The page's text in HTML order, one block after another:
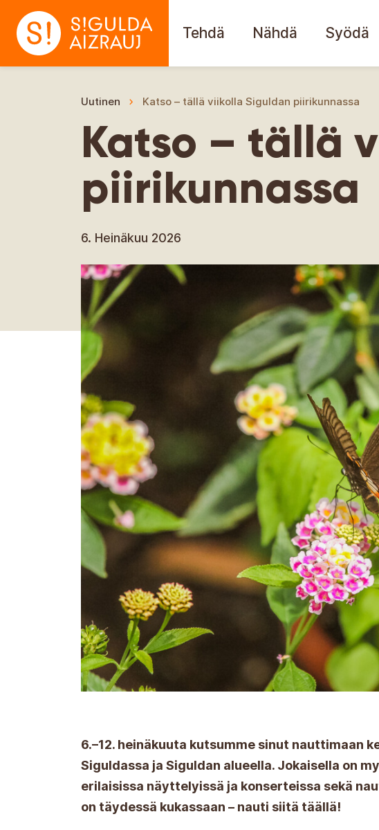
Tehdä Nähdä Syödä
Uutinen Katso – tällä viikolla Siguldan piirikunnassa
Katso – tällä
piirikunnassa
6. Heinäkuu 2026
6.–12. heinäkuuta kutsumme sinut nauttimaan
Siguldassa ja Siguldan alueella. Jokaisella on
erilaisissa näyttelyissä ja konserteissa sekä
on täydessä kukassaan – nauti siitä täällä!